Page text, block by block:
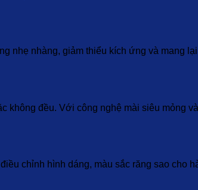
nhẹ nhàng, giảm thiểu kích ứng và mang
không đều. Với công nghệ mài siêu mỏng
chỉnh hình dáng, màu sắc răng sao cho